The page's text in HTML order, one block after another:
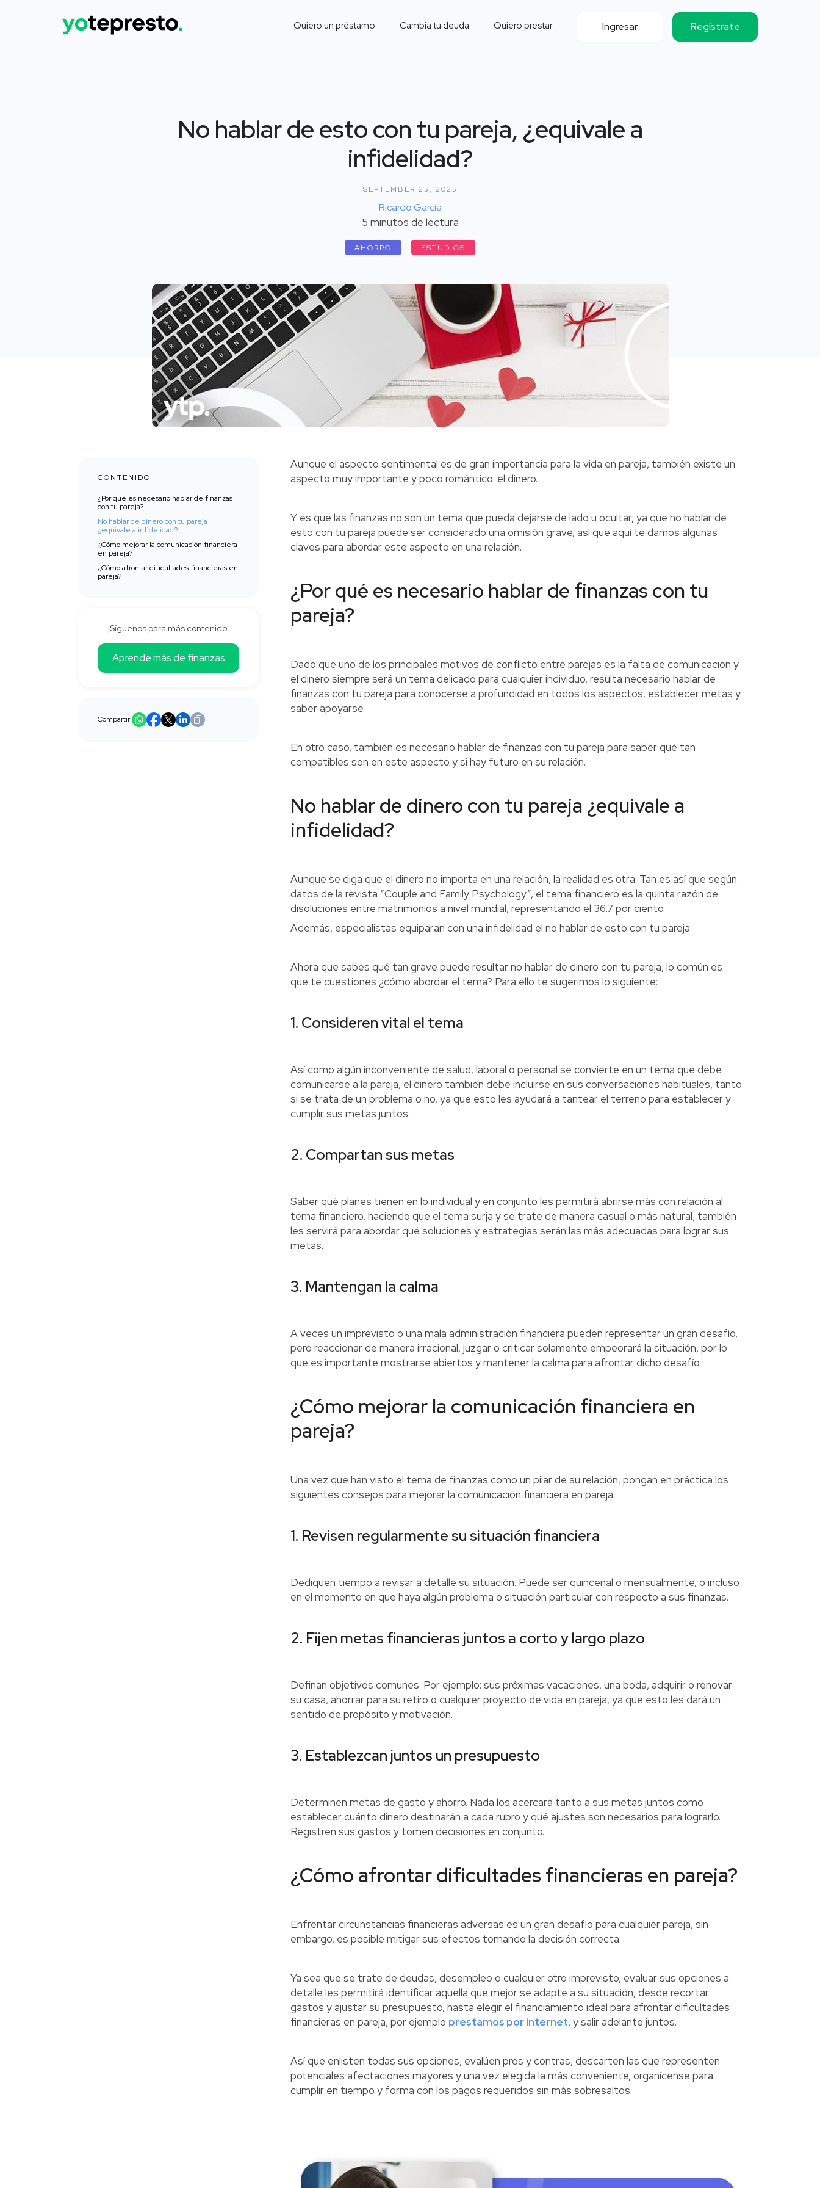
Quiero un préstamo Cambia tu deuda Quiero prestar Ingresar Regístrate
No hablar de esto con tu pareja, ¿equivale a
infidelidad?
SEPTEMBER 25, 2025
Ricardo García
5 minutos de lectura
AHORRO ESTUDIOS
CONTENIDO
¿Por qué es necesario hablar de finanzas
con tu pareja?
No hablar de dinero con tu pareja
¿equivale a infidelidad?
¿Cómo mejorar la comunicación financiera
en pareja?
¿Cómo afrontar dificultades financieras en
pareja?
¡Síguenos para más contenido!
Aprende más de finanzas
Compartir:
Aunque el aspecto sentimental es de gran importancia para la vida en pareja, también existe un
aspecto muy importante y poco romántico: el dinero.
Y es que las finanzas no son un tema que pueda dejarse de lado u ocultar, ya que no hablar de
esto con tu pareja puede ser considerado una omisión grave, así que aquí te damos algunas
claves para abordar este aspecto en una relación.
¿Por qué es necesario hablar de finanzas con tu
pareja?
Dado que uno de los principales motivos de conflicto entre parejas es la falta de comunicación y
el dinero siempre será un tema delicado para cualquier individuo, resulta necesario hablar de
finanzas con tu pareja para conocerse a profundidad en todos los aspectos, establecer metas y
saber apoyarse.
En otro caso, también es necesario hablar de finanzas con tu pareja para saber qué tan
compatibles son en este aspecto y si hay futuro en su relación.
No hablar de dinero con tu pareja ¿equivale a
infidelidad?
Aunque se diga que el dinero no importa en una relación, la realidad es otra. Tan es así que según
datos de la revista “Couple and Family Psychology”, el tema financiero es la quinta razón de
disoluciones entre matrimonios a nivel mundial, representando el 36.7 por ciento.
Además, especialistas equiparan con una infidelidad el no hablar de esto con tu pareja.
Ahora que sabes qué tan grave puede resultar no hablar de dinero con tu pareja, lo común es
que te cuestiones ¿cómo abordar el tema? Para ello te sugerimos lo siguiente:
1. Consideren vital el tema
Así como algún inconveniente de salud, laboral o personal se convierte en un tema que debe
comunicarse a la pareja, el dinero también debe incluirse en sus conversaciones habituales, tanto
si se trata de un problema o no, ya que esto les ayudará a tantear el terreno para establecer y
cumplir sus metas juntos.
2. Compartan sus metas
Saber qué planes tienen en lo individual y en conjunto les permitirá abrirse más con relación al
tema financiero, haciendo que el tema surja y se trate de manera casual o más natural; también
les servirá para abordar qué soluciones y estrategias serán las más adecuadas para lograr sus
metas.
3. Mantengan la calma
A veces un imprevisto o una mala administración financiera pueden representar un gran desafío,
pero reaccionar de manera irracional, juzgar o criticar solamente empeorará la situación, por lo
que es importante mostrarse abiertos y mantener la calma para afrontar dicho desafío.
¿Cómo mejorar la comunicación financiera en
pareja?
Una vez que han visto el tema de finanzas como un pilar de su relación, pongan en práctica los
siguientes consejos para mejorar la comunicación financiera en pareja:
1. Revisen regularmente su situación financiera
Dediquen tiempo a revisar a detalle su situación. Puede ser quincenal o mensualmente, o incluso
en el momento en que haya algún problema o situación particular con respecto a sus finanzas.
2. Fijen metas financieras juntos a corto y largo plazo
Definan objetivos comunes. Por ejemplo: sus próximas vacaciones, una boda, adquirir o renovar
su casa, ahorrar para su retiro o cualquier proyecto de vida en pareja, ya que esto les dará un
sentido de propósito y motivación.
3. Establezcan juntos un presupuesto
Determinen metas de gasto y ahorro. Nada los acercará tanto a sus metas juntos como
establecer cuánto dinero destinarán a cada rubro y qué ajustes son necesarios para lograrlo.
Registren sus gastos y tomen decisiones en conjunto.
¿Cómo afrontar dificultades financieras en pareja?
Enfrentar circunstancias financieras adversas es un gran desafío para cualquier pareja, sin
embargo, es posible mitigar sus efectos tomando la decisión correcta.
Ya sea que se trate de deudas, desempleo o cualquier otro imprevisto, evaluar sus opciones a
detalle les permitirá identificar aquella que mejor se adapte a su situación, desde recortar
gastos y ajustar su presupuesto, hasta elegir el financiamiento ideal para afrontar dificultades
financieras en pareja, por ejemplo prestamos por internet, y salir adelante juntos.
Así que enlisten todas sus opciones, evalúen pros y contras, descarten las que representen
potenciales afectaciones mayores y una vez elegida la más conveniente, organícense para
cumplir en tiempo y forma con los pagos requeridos sin más sobresaltos.